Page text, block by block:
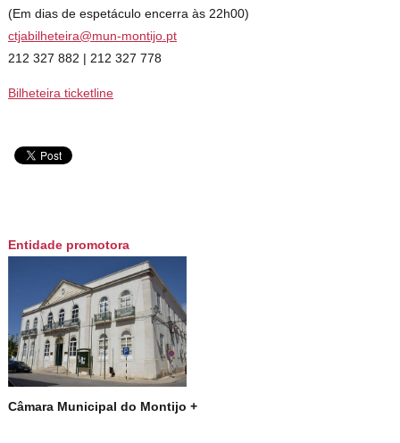
(Em dias de espetáculo encerra às 22h00)
ctjabilheteira@mun-montijo.pt
212 327 882 | 212 327 778
Bilheteira ticketline
Entidade promotora
Câmara Municipal do Montijo +